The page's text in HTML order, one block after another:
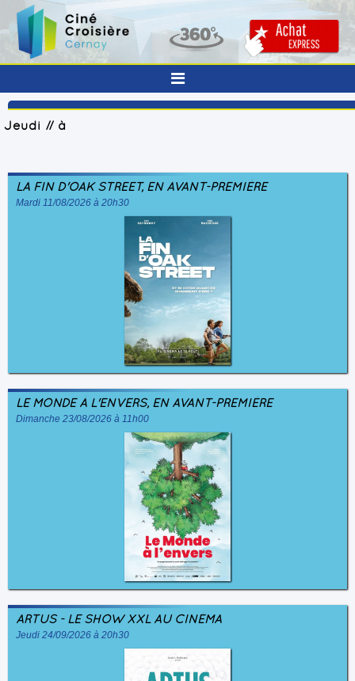
Jeudi // à
LA FIN D'OAK STREET, EN AVANT-PREMIÈRE
Mardi 11/08/2026 à 20h30
LE MONDE À L'ENVERS, EN AVANT-PREMIÈRE
Dimanche 23/08/2026 à 11h00
ARTUS - LE SHOW XXL AU CINÉMA
Jeudi 24/09/2026 à 20h30